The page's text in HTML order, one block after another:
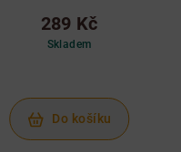
289 Kč
Skladem
Do košíku